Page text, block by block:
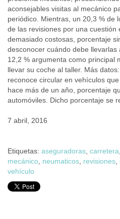
aconsejables visitas al mecánico
periódico. Mientras, un 20,3 % de
de las revisiones por una cuestión
demasiado costosas, porcentaje
desconocer cuándo debe
12,2 % argumenta como principal
llevar su coche al taller. Más
reconoce circular en vehículos
hace más de un año, porcentaje
automóviles. Dicho porcentaje se
7 abril, 2016
Etiquetas: aseguradoras carretera
mecánico neumaticos revisiones
vehículo